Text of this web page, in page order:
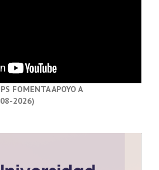
FOMENTA APOYO A
08-2026)